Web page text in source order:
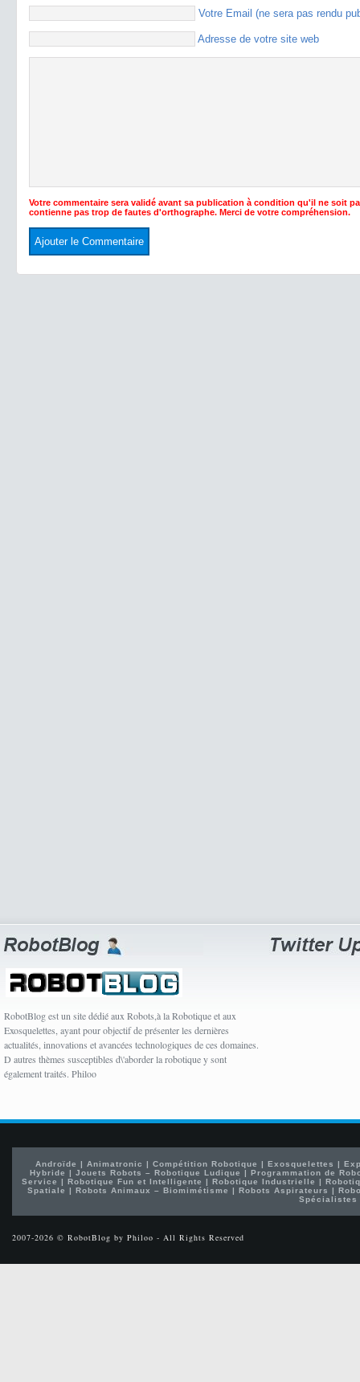
Votre Email (ne sera pas rendu
Adresse de votre site web
Votre commentaire sera validé avant sa publication à condition qu'il ne soit
contienne pas trop de fautes d'orthographe. Merci de votre compréhension.
RobotBlog est un site dédié aux Robots,à la Robotique et aux
Exosquelettes, ayant pour objectif de présenter les dernières
actualités, innovations et avancées technologiques de ces domaines.
D autres thèmes susceptibles d\'aborder la robotique y sont
également traités. Philoo
Androïde | Animatronic | Compétition Robotique | Exosquelettes |
Hybride |Jouets Robots – Robotique Ludique |Programmation de
Service | Robotique Fun et Intelligente | Robotique Industrielle |
Spatiale | Robots Animaux – Biomimétisme | Robots Aspirateurs |
Spécialistes
2007-2026 © RobotBlog by Philoo - All Rights Reserved